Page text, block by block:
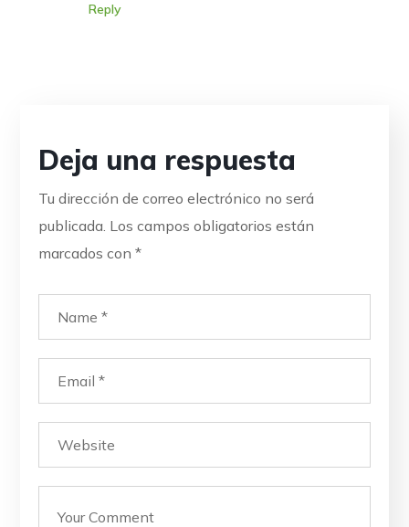
Reply
Deja una respuesta
Tu dirección de correo electrónico no será
publicada. Los campos obligatorios están
marcados con*